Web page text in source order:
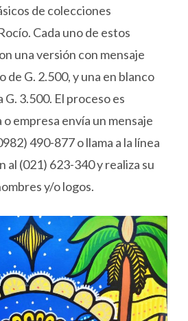
de colecciones
Cada uno de estos
una versión con mensaje
de G. 2.500, y una en blanco
G. 3.500. El proceso es
empresa envía un mensaje
490-877 o llama a la línea
al (021) 623-340 y realiza su
y/o logos.